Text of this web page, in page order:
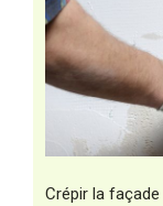
Crépir la